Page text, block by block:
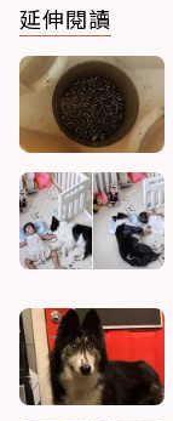
延伸閱讀